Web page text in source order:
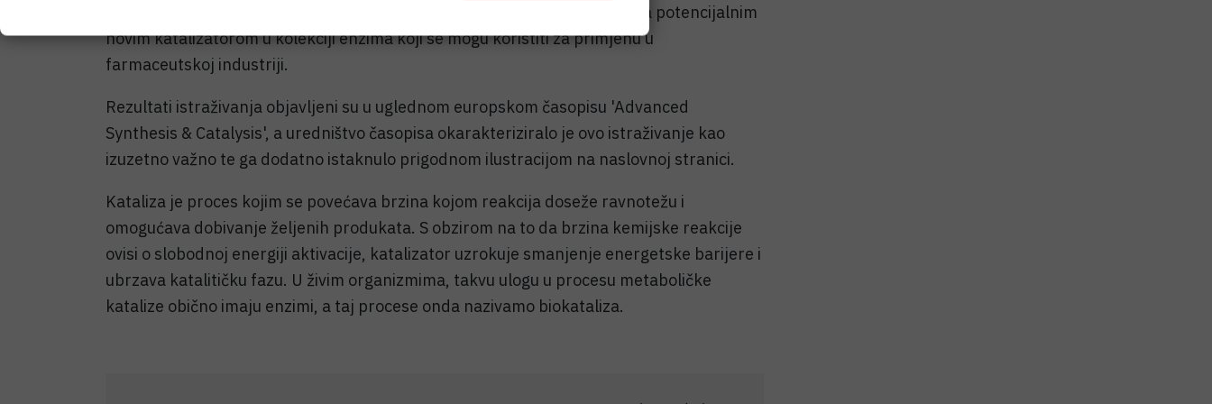
efikasan, ekonomičan i ekološki prihvatljiv način. Opisana svojstva čine ga potencijalnim
novim katalizatorom u kolekciji enzima koji se mogu koristiti za primjenu u
farmaceutskoj industriji.
Rezultati istraživanja objavljeni su u uglednom europskom časopisu 'Advanced
Synthesis & Catalysis', a uredništvo časopisa okarakteriziralo je ovo istraživanje kao
izuzetno važno te ga dodatno istaknulo prigodnom ilustracijom na naslovnoj stranici.
Kataliza je proces kojim se povećava brzina kojom reakcija doseže ravnotežu i
omogućava dobivanje željenih produkata. S obzirom na to da brzina kemijske reakcije
ovisi o slobodnoj energiji aktivacije, katalizator uzrokuje smanjenje energetske barijere i
ubrzava katalitičku fazu. U živim organizmima, takvu ulogu u procesu metaboličke
katalize obično imaju enzimi, a taj procese onda nazivamo biokataliza.